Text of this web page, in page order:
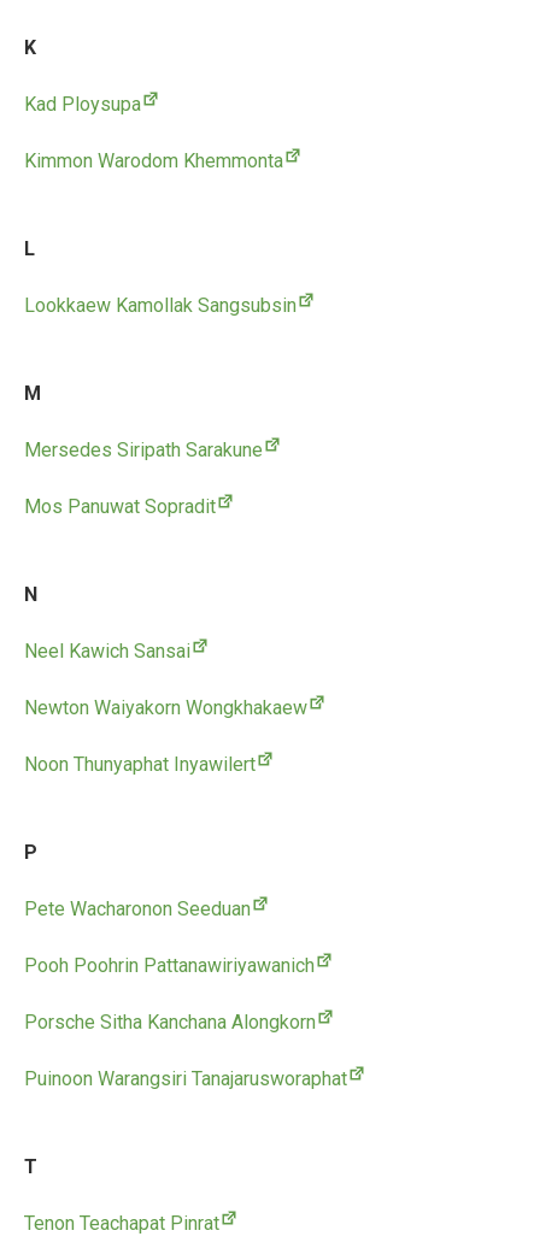
K
Kad Ploysupa
Kimmon Warodom Khemmonta
L
Lookkaew Kamollak Sangsubsin
M
Mersedes Siripath Sarakune
Mos Panuwat Sopradit
N
Neel Kawich Sansai
Newton Waiyakorn Wongkhakaew
Noon Thunyaphat Inyawilert
P
Pete Wacharonon Seeduan
Pooh Poohrin Pattanawiriyawanich
Porsche Sitha Kanchana Alongkorn
Puinoon Warangsiri Tanajarusworaphat
T
Tenon Teachapat Pinrat